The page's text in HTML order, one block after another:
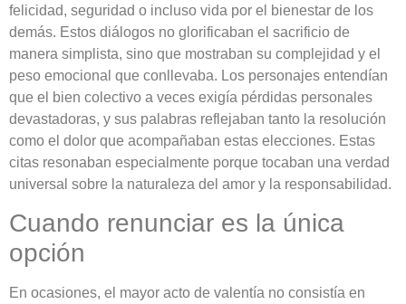
felicidad, seguridad o incluso vida por el bienestar de los
demás. Estos diálogos no glorificaban el sacrificio de
manera simplista, sino que mostraban su complejidad y el
peso emocional que conllevaba. Los personajes entendían
que el bien colectivo a veces exigía pérdidas personales
devastadoras, y sus palabras reflejaban tanto la resolución
como el dolor que acompañaban estas elecciones. Estas
citas resonaban especialmente porque tocaban una verdad
universal sobre la naturaleza del amor y la responsabilidad.
Cuando renunciar es la única
opción
En ocasiones, el mayor acto de valentía no consistía en